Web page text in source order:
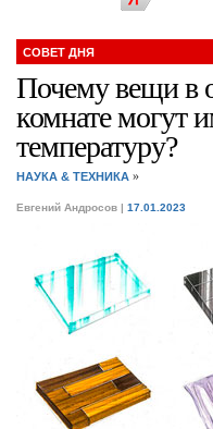
СОВЕТ ДНЯ
Почему вещи в
комнате могут
температуру?
НАУКА & ТЕХНИКА »
Евгений Андросов | 17.01.2023